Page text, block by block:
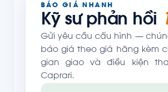
BÁO GIÁ NHANH
Kỹ sư phản hồi
Gửi yêu cầu cấu hình —
báo giá theo giá hãng kèm
gian giao và điều kiện
Caprari.